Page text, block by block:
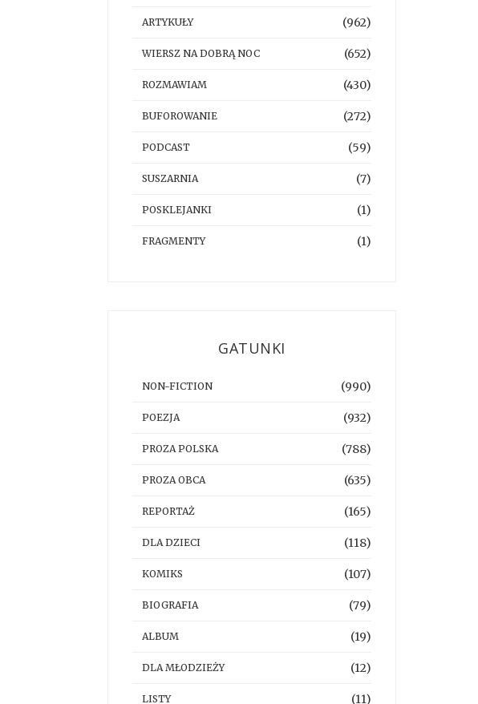
ARTYKUŁY (962)
WIERSZ NA DOBRĄ NOC (652)
ROZMAWIAM (430)
BUFOROWANIE (272)
PODCAST (59)
SUSZARNIA (7)
POSKLEJANKI (1)
FRAGMENTY (1)
GATUNKI
NON-FICTION (990)
POEZJA (932)
PROZA POLSKA (788)
PROZA OBCA (635)
REPORTAŻ (165)
DLA DZIECI (118)
KOMIKS (107)
BIOGRAFIA (79)
ALBUM (19)
DLA MŁODZIEŻY (12)
LISTY (11)